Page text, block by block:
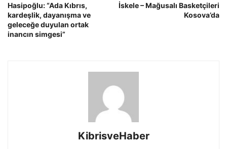
Hasipoğlu: “Ada Kıbrıs,
kardeşlik, dayanışma ve
geleceğe duyulan ortak
inancın simgesi”
İskele – Mağusalı Basketçileri
Kosova’da
KibrisveHaber